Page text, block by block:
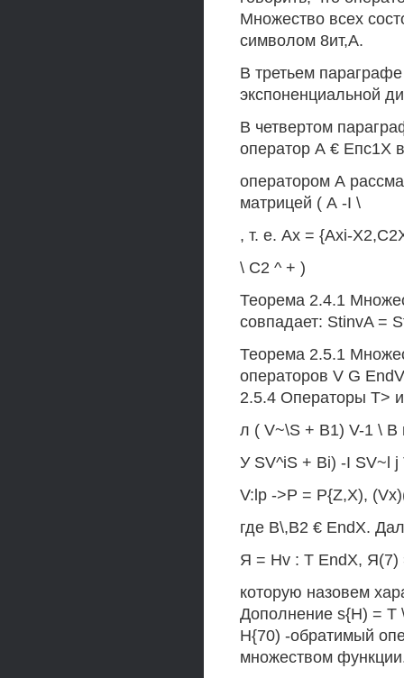
Множество всех
символом 8ит,А.
В третьем
экспоненциальной
В четвертом
оператор А € Епс1Х
оператором А
матрицей ( А -I \
, т. е. Ах = {Axi-
\ С2 ^ + )
Теорема 2.4.1
совпадает: StinvA =
Теорема 2.5.1
операторов V G
2.5.4 Операторы Т>
л ( V~\S + B1) V-1 \ В
У SV^iS + Bi) -I SV~l j
V:lp ->Р = P{Z,X),
где B\,B2 € EndX.
Я = Hv : Т EndX,
которую назовем
Дополнение s{H) = Т
Н{70) -обратимый
множеством